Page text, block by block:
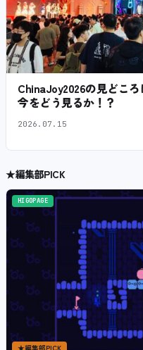
ChinaJoy2026の見どこ
今をどう見るか！？
2026.07.15
★編集部PICK
HIGOPAGE
★編集部PICK